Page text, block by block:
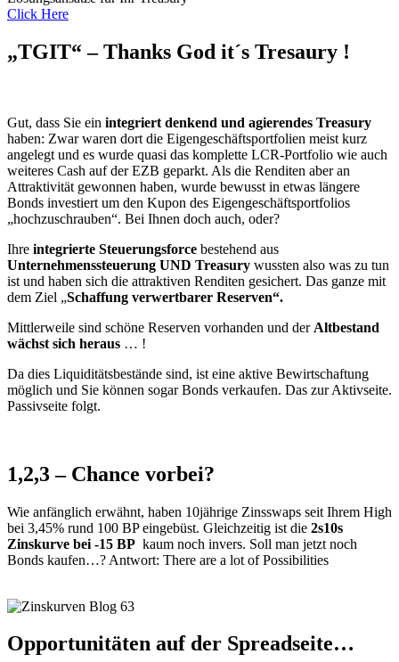
Click Here
„TGIT“ – Thanks God it´s Tresaury !
Gut, dass Sie ein integriert denkend und agierendes Treasury
haben: Zwar waren dort die Eigengeschäftsportfolien meist kurz
angelegt und es wurde quasi das komplette LCR-Portfolio wie auch
weiteres Cash auf der EZB geparkt. Als die Renditen aber an
Attraktivität gewonnen haben, wurde bewusst in etwas längere
Bonds investiert um den Kupon des Eigengeschäftsportfolios
„hochzuschrauben“. Bei Ihnen doch auch, oder?
Ihre integrierte Steuerungsforce bestehend aus
Unternehmenssteuerung UND Treasury wussten also was zu tun
ist und haben sich die attraktiven Renditen gesichert. Das ganze mit
dem Ziel „Schaffung verwertbarer Reserven“.
Mittlerweile sind schöne Reserven vorhanden und der Altbestand
wächst sich heraus … !
Da dies Liquiditätsbestände sind, ist eine aktive Bewirtschaftung
möglich und Sie können sogar Bonds verkaufen. Das zur Aktivseite.
Passivseite folgt.
1,2,3 – Chance vorbei?
Wie anfänglich erwähnt, haben 10jährige Zinsswaps seit Ihrem High
bei 3,45% rund 100 BP eingebüst. Gleichzeitig ist die 2s10s
Zinskurve bei -15 BP kaum noch invers. Soll man jetzt noch
Bonds kaufen…? Antwort: There are a lot of Possibilities
Opportunitäten auf der Spreadseite…